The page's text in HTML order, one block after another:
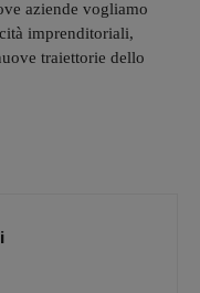
aziende vogliamo
imprenditoriali,
traiettorie dello